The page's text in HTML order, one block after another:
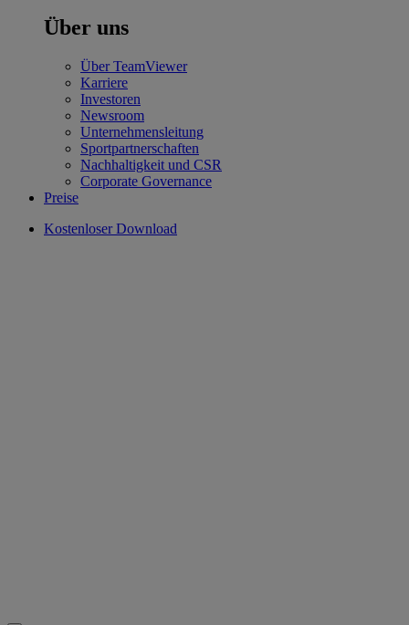
Über uns
Über TeamViewer
Karriere
Investoren
Newsroom
Unternehmensleitung
Sportpartnerschaften
Nachhaltigkeit und CSR
Corporate Governance
Preise
Kostenloser Download